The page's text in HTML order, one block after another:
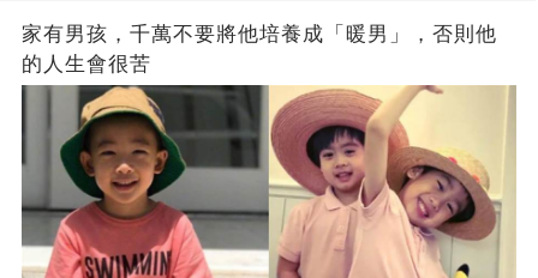
家有男孩，千萬不要將他培養成「暖男」，否則他
的人生會很苦